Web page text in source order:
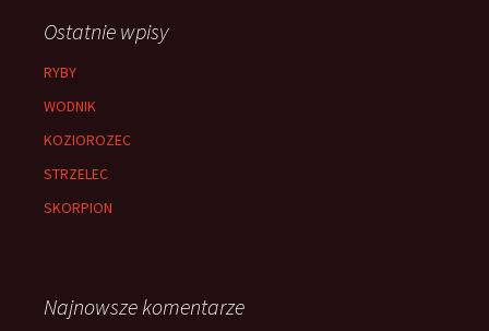
Ostatnie wpisy
RYBY
WODNIK
KOZIOROZEC
STRZELEC
SKORPION
Najnowsze komentarze